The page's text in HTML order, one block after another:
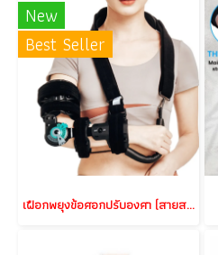
New
Best Seller
เฝือกพยุงข้อศอกปรับองศา (สายสะพายพักมือยืดได้) R.O.M. Elbow Brace III